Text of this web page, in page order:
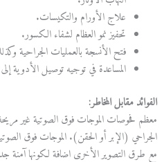
علاج الأورام والتكيسات.
تحفيز نمو العظام لشفاء الكسور.
فتح الأنسجة بالعمليات الجراحية
المساعدة في توجيه توصيل الأدوية
الفوائد مقابل المخاطر:
معظم فحوصات الموجات فوق الصوتية غير
الجراحي (الإبر أو الحقن). الموجات فوق
مع طرق التصوير الأخرى اضافة لكونها